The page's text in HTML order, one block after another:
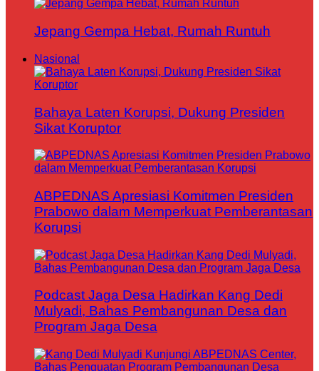
Jepang Gempa Hebat, Rumah Runtuh
Nasional
Bahaya Laten Korupsi, Dukung Presiden
Sikat Koruptor
ABPEDNAS Apresiasi Komitmen Presiden
Prabowo dalam Memperkuat Pemberantasan
Korupsi
Podcast Jaga Desa Hadirkan Kang Dedi
Mulyadi, Bahas Pembangunan Desa dan
Program Jaga Desa